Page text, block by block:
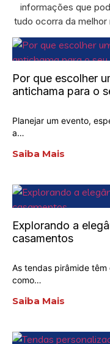
informações que
tudo ocorra da melhor
Por que escolher
antichama para o
Planejar um evento,
a…
Saiba Mais
Explorando a
casamentos
As tendas pirâmide
como…
Saiba Mais